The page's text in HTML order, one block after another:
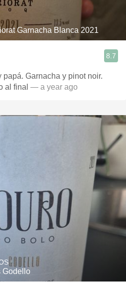
La Morera Quars DOQ Priorat Garnacha Blanca 2021
8.7
Garnacha y pinot noir.
al final — a year ago
Godello